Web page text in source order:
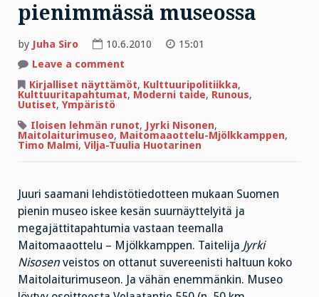
pienimmässä museossa
by Juha Siro 10.6.2010
15:01
Leave a comment
Suomen
pienimmässä
museossa
Kirjalliset näyttämöt, Kulttuuripolitiikka,
Kulttuuritapahtumat, Moderni taide, Runous,
Uutiset, Ympäristö
Iloisen lehmän runot, Jyrki Nisonen,
Maitolaiturimuseo, Maitomaaottelu-Mjölkkamppen,
Timo Malmi, Vilja-Tuulia Huotarinen
Juuri saamani lehdistötiedotteen mukaan Suomen
pienin museo iskee kesän suurnäyttelyitä ja
megajättitapahtumia vastaan teemalla
Maitomaaottelu – Mjölkkamppen. Taitelija Jyrki
Nisosen veistos on ottanut suvereenisti haltuun koko
Maitolaiturimuseon. Ja vähän enemmänkin. Museo